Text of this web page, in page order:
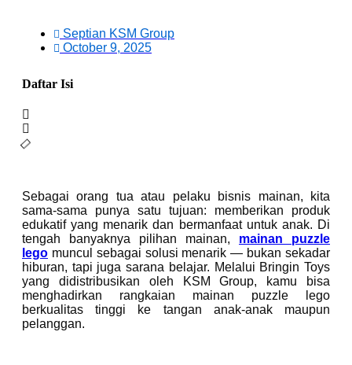
Septian KSM Group
October 9, 2025
Daftar Isi
Sebagai orang tua atau pelaku bisnis mainan, kita
sama-sama punya satu tujuan: memberikan produk
edukatif yang menarik dan bermanfaat untuk anak. Di
tengah banyaknya pilihan mainan, mainan puzzle
lego muncul sebagai solusi menarik — bukan sekadar
hiburan, tapi juga sarana belajar. Melalui Bringin Toys
yang didistribusikan oleh KSM Group, kamu bisa
menghadirkan rangkaian mainan puzzle lego
berkualitas tinggi ke tangan anak-anak maupun
pelanggan.